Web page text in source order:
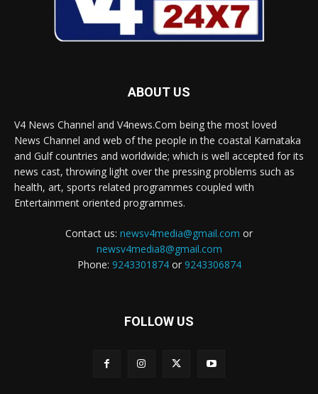
ABOUT US
V4 News Channel and V4news.Com being the most loved
News Channel and web of the people in the coastal Karnataka
and Gulf countries and worldwide; which is well accepted for its
news cast, throwing light over the pressing problems such as
health, art, sports related programmes coupled with
Entertainment oriented programmes.
Contact us: newsv4media@gmail.com or
newsv4media8@gmail.com
Phone: 9243301874or 9243306874
FOLLOW US